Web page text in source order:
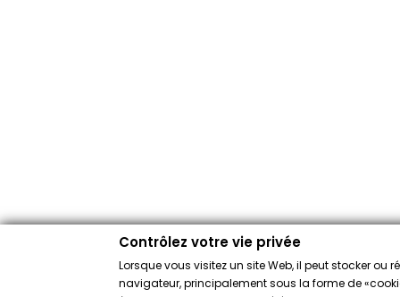
Contrôlez votre vie privée
Lorsque vous visitez un site Web, il peut stocker ou
navigateur, principalement sous la forme de